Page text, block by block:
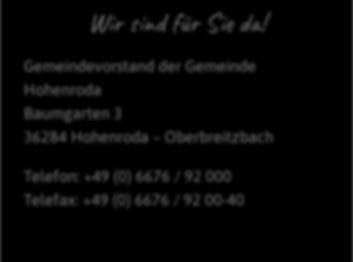
Wir sind für Sie da!
Gemeindevorstand der Gemeinde
Hohenroda
Baumgarten 3
36284 Hohenroda – Oberbreitzbach
Telefon: +49 (0) 6676 / 92 000
Telefax: +49 (0) 6676 / 92 00-40